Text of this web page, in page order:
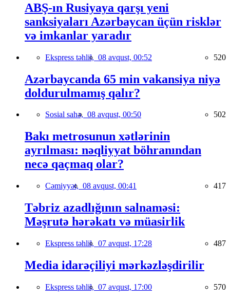
ABŞ-ın Rusiyaya qarşı yeni
sanksiyaları Azərbaycan üçün risklər
və imkanlar yaradır
Ekspress təhlil, 08 avqust, 00:52 520
Azərbaycanda 65 min vakansiya niyə
doldurulmamış qalır?
Sosial sahə, 08 avqust, 00:50 502
Bakı metrosunun xətlərinin
ayrılması: nəqliyyat böhranından
necə qaçmaq olar?
Cəmiyyət, 08 avqust, 00:41 417
Təbriz azadlığının salnaməsi:
Məşrutə hərəkatı və müasirlik
Ekspress təhlil, 07 avqust, 17:28 487
Media idarəçiliyi mərkəzləşdirilir
Ekspress təhlil, 07 avqust, 17:00 570